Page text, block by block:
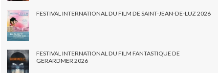
FESTIVAL INTERNATIONAL DU FILM DE SAINT-JEAN-DE-LUZ 2026
FESTIVAL INTERNATIONAL DU FILM FANTASTIQUE DE
GERARDMER 2026